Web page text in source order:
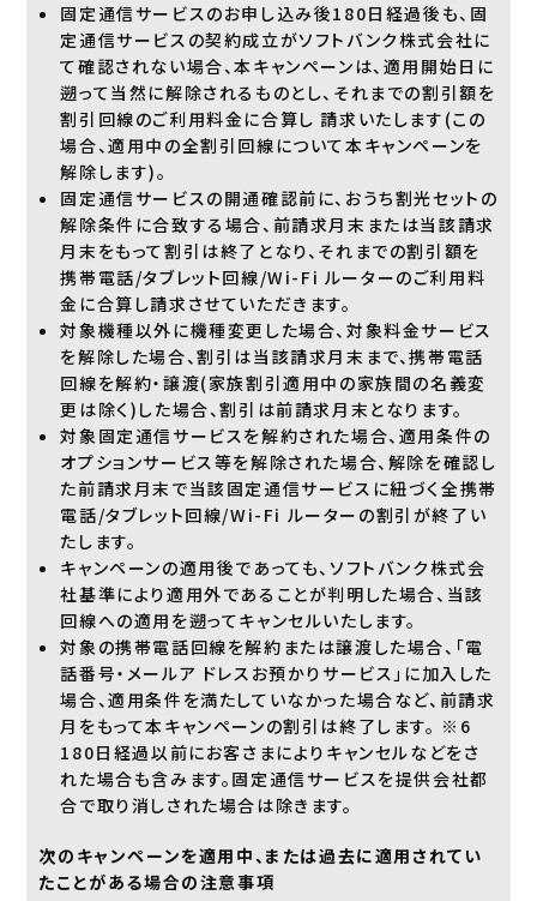
固定通信サービスのお申し込み後180日経過後も、固
定通信サービスの契約成立がソフトバンク株式会社に
て確認されない場合、本キャンペーンは、適用開始日に
遡って当然に解除されるものとし、それまでの割引額を
割引回線のご利用料金に合算し 請求いたします(この
場合、適用中の全割引回線について本キャンペーンを
解除します)。
固定通信サービスの開通確認前に、おうち割光セットの
解除条件に合致する場合、前請求月末または当該請求
月末をもって割引は終了となり、それまでの割引額を
携帯電話/タブレット回線/Wi-Fi ルーターのご利用料
金に合算し請求させていただきます。
対象機種以外に機種変更した場合、対象料金サービス
を解除した場合、割引は当該請求月末まで、携帯電話
回線を解約・譲渡(家族割引適用中の家族間の名義変
更は除く)した場合、割引は前請求月末となります。
対象固定通信サービスを解約された場合、適用条件の
オプションサービス等を解除された場合、解除を確認し
た前請求月末で当該固定通信サービスに紐づく全携帯
電話/タブレット回線/Wi-Fi ルーターの割引が終了い
たします。
キャンペーンの適用後であっても、ソフトバンク株式会
社基準により適用外であることが判明した場合、当該
回線への適用を遡ってキャンセルいたします。
対象の携帯電話回線を解約または譲渡した場合、「電
話番号・メールア ドレスお預かりサービス」に加入した
場合、適用条件を満たしていなかった場合など、前請求
月をもって本キャンペーンの割引は終了します。 ※6
180日経過以前にお客さまによりキャンセルなどをさ
れた場合も含みます。固定通信サービスを提供会社都
合で取り消しされた場合は除きます。
次のキャンペーンを適用中、または過去に適用されてい
たことがある場合の注意事項